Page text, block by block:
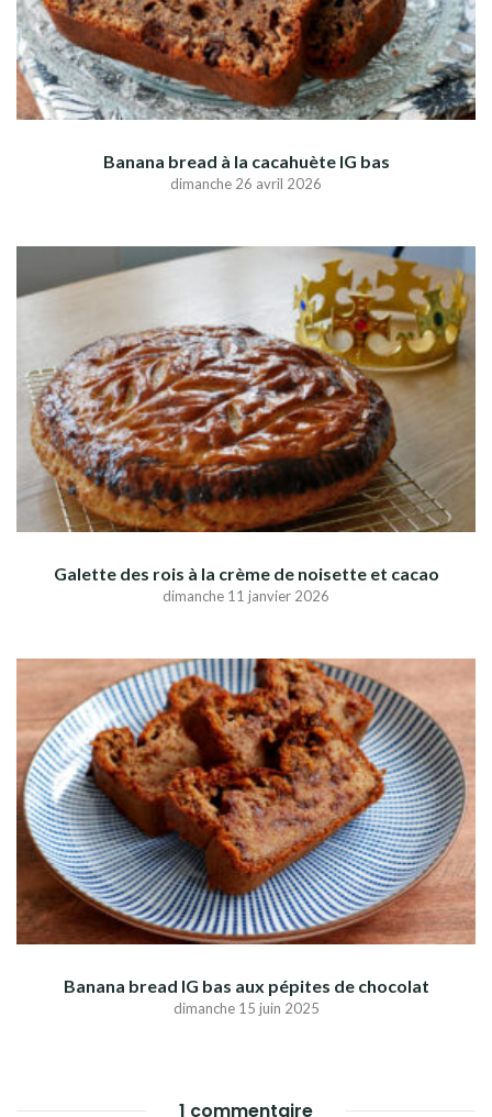
Banana bread à la cacahuète IG bas
dimanche 26 avril 2026
Galette des rois à la crème de noisette et cacao
dimanche 11 janvier 2026
Banana bread IG bas aux pépites de chocolat
dimanche 15 juin 2025
1 commentaire